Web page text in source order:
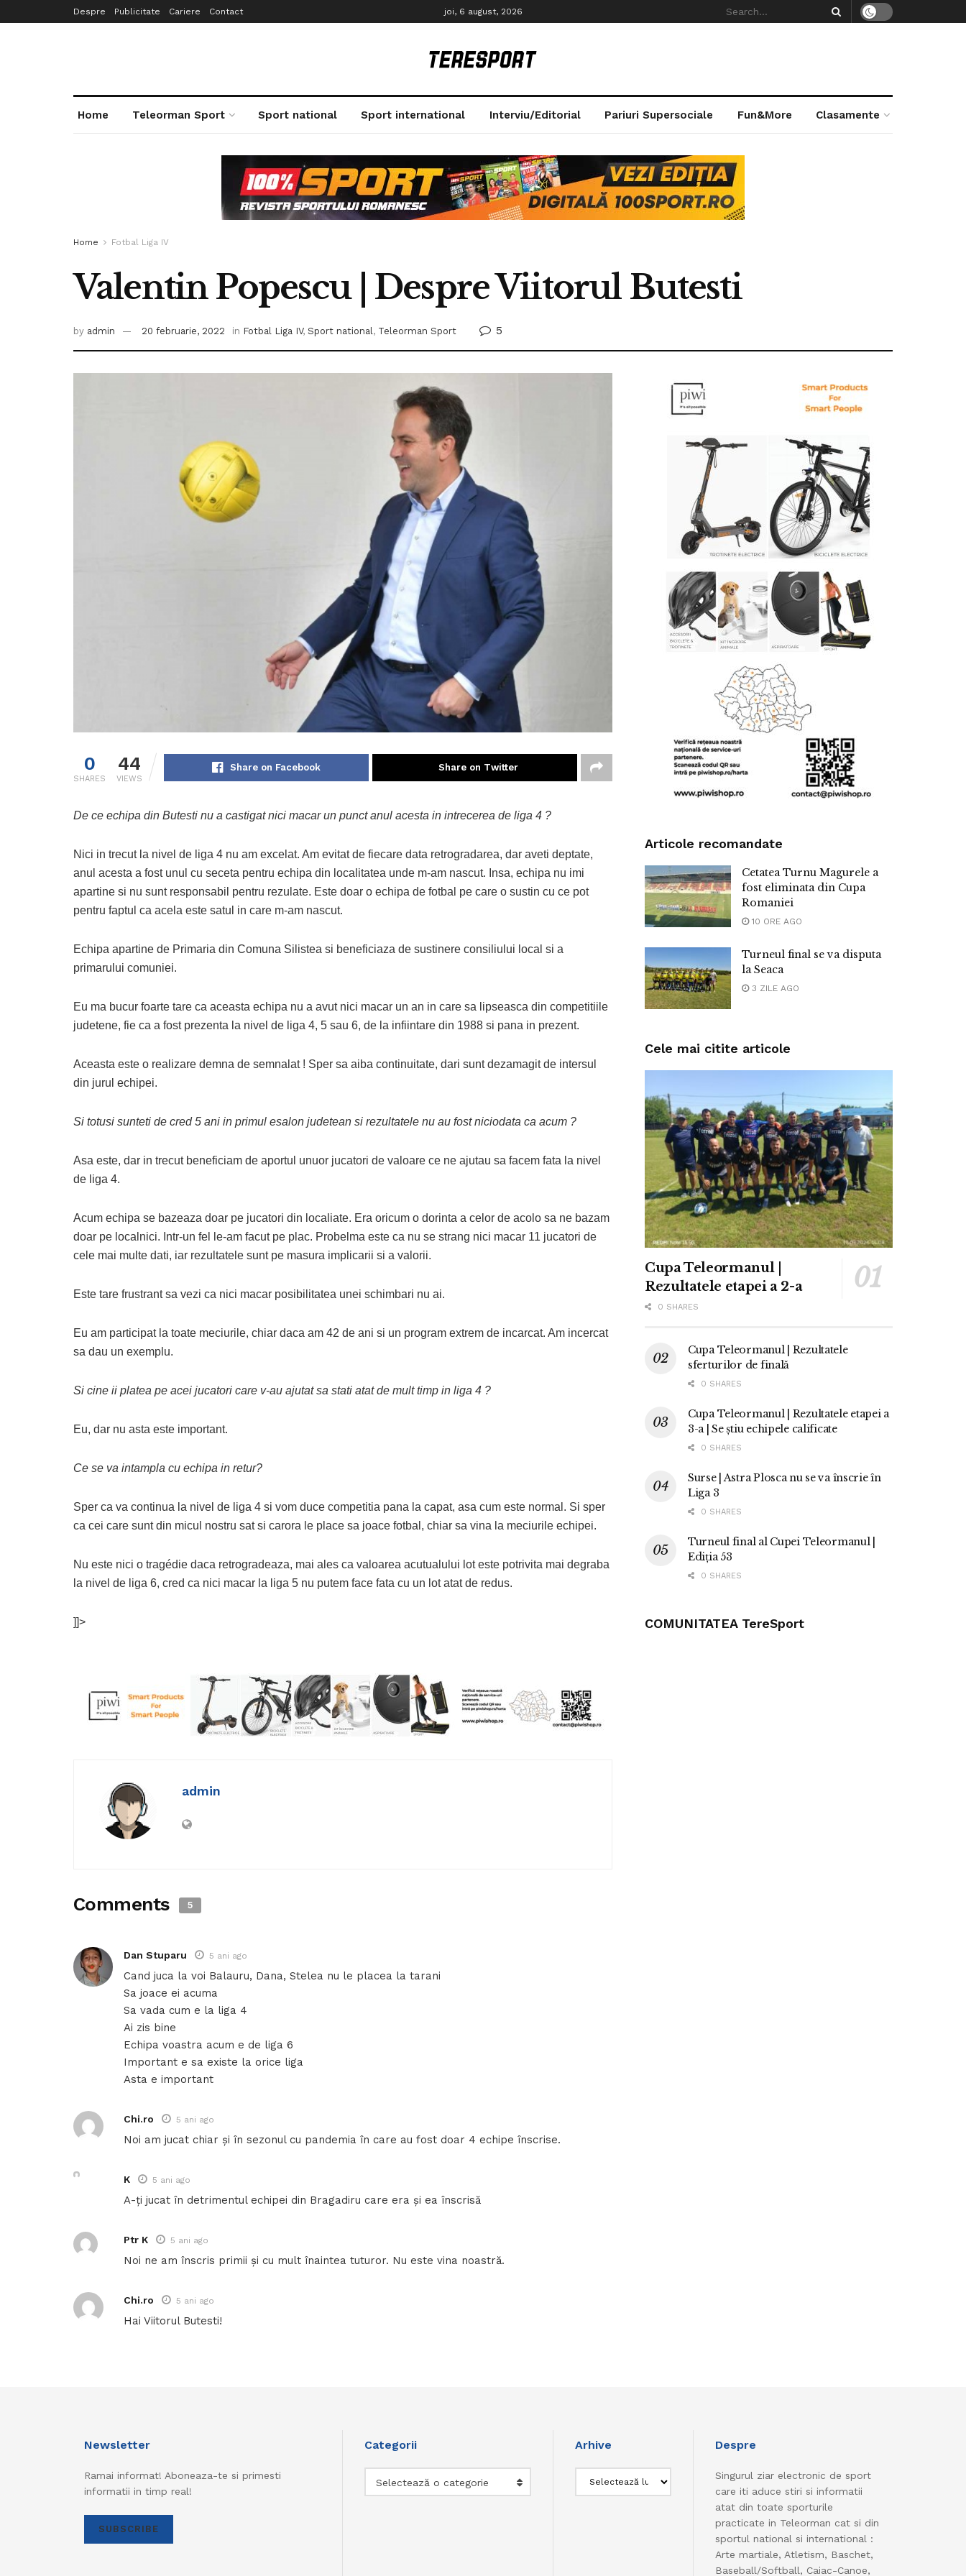
Despre Publicitate Cariere Contact joi, 6 august, 2026
Home Teleorman Sport Sport national Sport international Interviu/Editorial Pariuri Supersociale Fun&More Clasamente
Home Fotbal Liga IV
Valentin Popescu | Despre Viitorul Butesti
by admin 20 februarie, 2022 in Fotbal Liga IV, Sport national, Teleorman Sport 5
0
SHARES
44
VIEWS
Share on Facebook Share on Twitter
De ce echipa din Butesti nu a castigat nici macar un punct anul acesta in intrecerea de liga 4 ?
Nici in trecut la nivel de liga 4 nu am excelat. Am evitat de fiecare data retrogradarea, dar aveti deptate,
anul acesta a fost unul cu seceta pentru echipa din localitatea unde m-am nascut. Insa, echipa nu imi
apartine si nu sunt responsabil pentru rezulate. Este doar o echipa de fotbal pe care o sustin cu ce pot
pentru faptul ca acela este satul in care m-am nascut.
Echipa apartine de Primaria din Comuna Silistea si beneficiaza de sustinere consiliului local si a
primarului comuniei.
Eu ma bucur foarte tare ca aceasta echipa nu a avut nici macar un an in care sa lipseasca din competitiile
judetene, fie ca a fost prezenta la nivel de liga 4, 5 sau 6, de la infiintare din 1988 si pana in prezent.
Aceasta este o realizare demna de semnalat ! Sper sa aiba continuitate, dari sunt dezamagit de intersul
din jurul echipei.
Si totusi sunteti de cred 5 ani in primul esalon judetean si rezultatele nu au fost niciodata ca acum ?
Asa este, dar in trecut beneficiam de aportul unuor jucatori de valoare ce ne ajutau sa facem fata la nivel
de liga 4.
Acum echipa se bazeaza doar pe jucatori din localiate. Era oricum o dorinta a celor de acolo sa ne bazam
doar pe localnici. Intr-un fel le-am facut pe plac. Probelma este ca nu se strang nici macar 11 jucatori de
cele mai multe dati, iar rezultatele sunt pe masura implicarii si a valorii.
Este tare frustrant sa vezi ca nici macar posibilitatea unei schimbari nu ai.
Eu am participat la toate meciurile, chiar daca am 42 de ani si un program extrem de incarcat. Am incercat
sa dau un exemplu.
Si cine ii platea pe acei jucatori care v-au ajutat sa stati atat de mult timp in liga 4 ?
Eu, dar nu asta este important.
Ce se va intampla cu echipa in retur?
Sper ca va continua la nivel de liga 4 si vom duce competitia pana la capat, asa cum este normal. Si sper
ca cei care sunt din micul nostru sat si carora le place sa joace fotbal, chiar sa vina la meciurile echipei.
Nu este nici o tragédie daca retrogradeaza, mai ales ca valoarea acutualului lot este potrivita mai degraba
la nivel de liga 6, cred ca nici macar la liga 5 nu putem face fata cu un lot atat de redus.
]]>
admin
Comments 5
Dan Stuparu 5 ani ago
Cand juca la voi Balauru, Dana, Stelea nu le placea la tarani
Sa joace ei acuma
Sa vada cum e la liga 4
Ai zis bine
Echipa voastra acum e de liga 6
Important e sa existe la orice liga
Asta e important
Chi.ro 5 ani ago
Noi am jucat chiar și în sezonul cu pandemia în care au fost doar 4 echipe înscrise.
K 5 ani ago
A-ți jucat în detrimentul echipei din Bragadiru care era și ea înscrisă
Ptr K 5 ani ago
Noi ne am înscris primii și cu mult înaintea tuturor. Nu este vina noastră.
Chi.ro 5 ani ago
Hai Viitorul Butesti!
Articole recomandate
Cetatea Turnu Magurele a
fost eliminata din Cupa
Romaniei
10 ORE AGO
Turneul final se va disputa
la Seaca
3 ZILE AGO
Cele mai citite articole
Cupa Teleormanul |
Rezultatele etapei a 2-a
0 SHARES
Cupa Teleormanul | Rezultatele
sferturilor de finală
0 SHARES
Cupa Teleormanul | Rezultatele etapei a
3-a | Se știu echipele calificate
0 SHARES
Surse | Astra Plosca nu se va înscrie în
Liga 3
0 SHARES
Turneul final al Cupei Teleormanul |
Ediția 53
0 SHARES
COMUNITATEA TereSport
Newsletter
Ramai informat! Aboneaza-te si primesti
informatii in timp real!
SUBSCRIBE
Categorii
Selectează o categorie
Arhive Despre
Singurul ziar electronic de sport
care iti aduce stiri si informatii
atat din toate sporturile
practicate in Teleorman cat si din
sportul national si international :
Arte martiale, Atletism, Baschet,
Baseball/Softball, Caiac-Canoe,